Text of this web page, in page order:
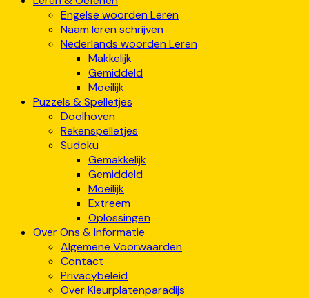
Engelse woorden Leren
Naam leren schrijven
Nederlands woorden Leren
Makkelijk
Gemiddeld
Moeilijk
Puzzels & Spelletjes
Doolhoven
Rekenspelletjes
Sudoku
Gemakkelijk
Gemiddeld
Moeilijk
Extreem
Oplossingen
Over Ons & Informatie
Algemene Voorwaarden
Contact
Privacybeleid
Over Kleurplatenparadijs